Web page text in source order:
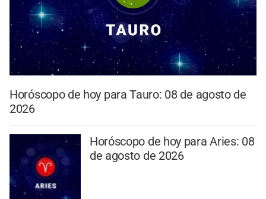
Horóscopo de hoy para Tauro: 08 de agosto de
2026
Horóscopo de hoy para Aries: 08
de agosto de 2026